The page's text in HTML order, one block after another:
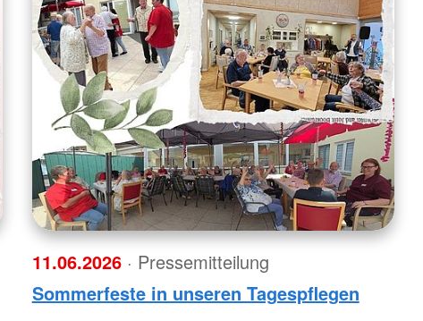
11.06.2026 · Pressemitteilung
Sommerfeste in unseren Tagespflegen